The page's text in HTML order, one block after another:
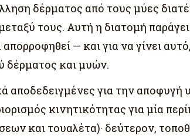
δέρματος από τους μύες
τους. Αυτή η διατομή
— και για να γίνει
δέρματος και μυών.
αποδεδειγμένες για την
κινητικότητας για μία
και τουαλέτα)· δεύτερον,